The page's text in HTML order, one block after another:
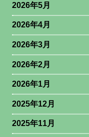
2026年5月
2026年4月
2026年3月
2026年2月
2026年1月
2025年12月
2025年11月